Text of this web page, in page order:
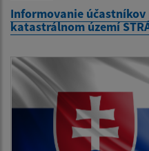
Informovanie účastníkov
katastrálnom území